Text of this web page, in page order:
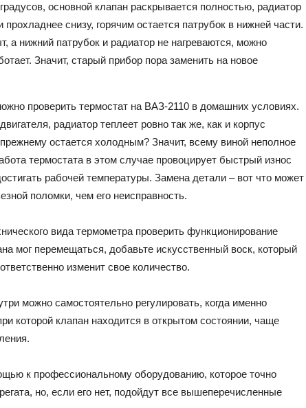
основной клапан раскрывается полностью, радиатор
снизу, горячим остается патрубок в нижней части.
а нижний патрубок и радиатор не нагреваются, можно
Значит, старый прибор пора заменить на новое
проверить термостат на ВАЗ-2110 в домашних условиях.
радиатор теплеет ровно так же, как и корпус
остается холодным? Значит, всему виной неполное
термостата в этом случае провоцирует быстрый износ
рабочей температуры. Замена детали – вот что может
поломки, чем его неисправность.
вида термометра проверить функционирование
мог перемещаться, добавьте искусственный воск, который
изменит свое количество.
можно самостоятельно регулировать, когда именно
которой клапан находится в открытом состоянии, чаще
к профессиональному оборудованию, которое точно
но, если его нет, подойдут все вышеперечисленные